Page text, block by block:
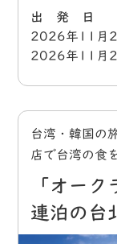
出 発 日
2026年11月
2026年11月
台湾・韓国の
店で台湾の食
「オー
連泊の台